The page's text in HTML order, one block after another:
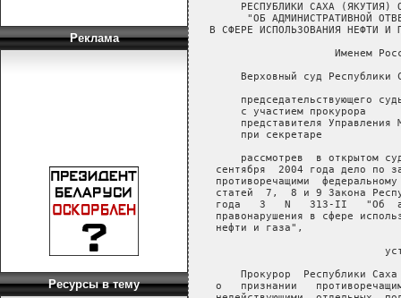
Реклама
Ресурсы в тему